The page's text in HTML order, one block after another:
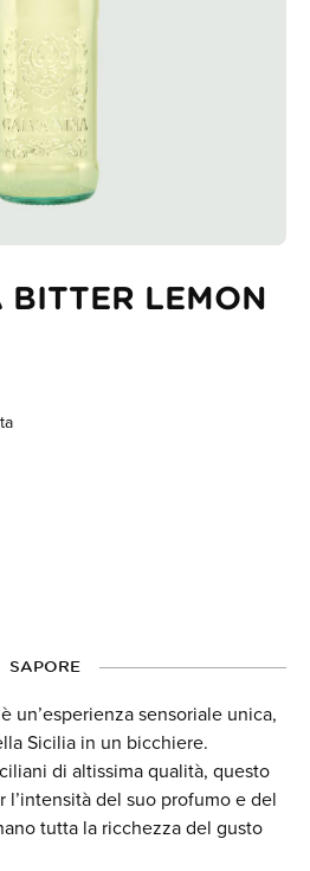
LEMON
SAPORE
un’esperienza sensoriale unica,
Sicilia in un bicchiere.
di altissima qualità, questo
del suo profumo e del
tutta la ricchezza del gusto